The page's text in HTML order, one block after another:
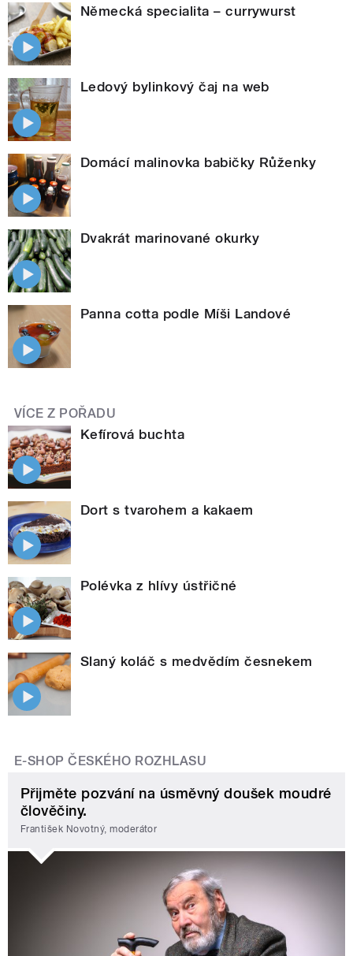
Německá specialita – currywurst
Ledový bylinkový čaj na web
Domácí malinovka babičky Růženky
Dvakrát marinované okurky
Panna cotta podle Míši Landové
VÍCE Z POŘADU
Kefírová buchta
Dort s tvarohem a kakaem
Polévka z hlívy ústřičné
Slaný koláč s medvědím česnekem
E-SHOP ČESKÉHO ROZHLASU
Přijměte pozvání na úsměvný doušek moudré
člověčiny.
František Novotný, moderátor